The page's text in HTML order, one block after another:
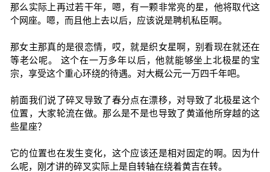
那么实际上再过若干年，嗯，有一颗非常亮的星，他将取代这
个网座。嗯，而且他上去以后，应该说是聘机私臣啊。
那女主那真的是很恋情，哎，就是织女星啊，别看现在就还在
等老公呢。 这个在一万多年以后，他就能够坐上北极星的宝
宗，享受这个重心环绕的待遇。对大概公元一万四千年吧。
前面我们说了碎叉导致了春分点在漂移，对导致了北极星这个
位置，大家轮流在做。那么是不是也导致了黄道他所穿越的这
些星座？
它的位置也在发生变化，这个应该还是相对固定的啊。因为什
么呢，刚才讲的碎叉实际上是自转轴在绕着黄吉在转。